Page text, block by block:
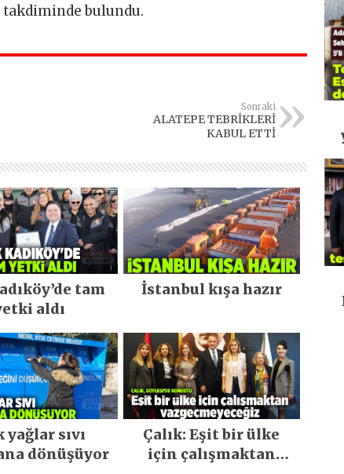
takdiminde bulundu.
Sonraki
ALATEPE TEBRİKLERİ
KABUL ETTİ
tam
aldı
İstanbul kışa hazır
yağlar sıvı
dönüşüyor
Çalık: Eşit bir ülke
için çalışmaktan